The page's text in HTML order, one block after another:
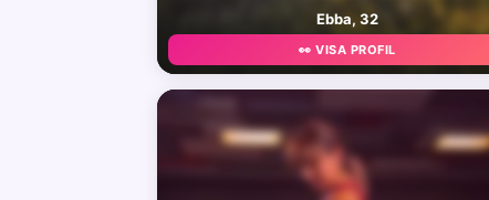
Ebba, 32
👀 VISA PROFIL